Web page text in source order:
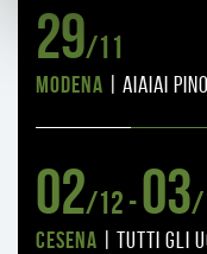
29/11
Modena | aiaiai
02/12 -03/
Cesena | tutti gli